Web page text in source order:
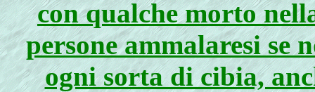
con qualche morto
persone ammalaresi se
ogni sorta di cibia,